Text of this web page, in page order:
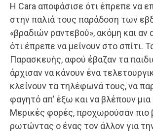
Η Cara αποφάσισε ότι έπρεπε να
στην παλιά τους παράδοση των
«βραδιών ραντεβού», ακόμη και αν
ότι έπρεπε να μείνουν στο σπίτι.
Παρασκευής, αφού έβαζαν τα
άρχισαν να κάνουν ένα
κλείνουν τα τηλέφωνά τους, να
φαγητό απ’ έξω και να βλέπουν μια
Μερικές φορές, προχωρούσαν πιο
ρωτώντας ο ένας τον άλλον για